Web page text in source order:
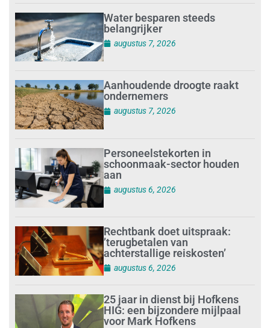
Water besparen steeds
belangrijker
augustus 7, 2026
Aanhoudende droogte raakt
ondernemers
augustus 7, 2026
Personeelstekorten in
schoonmaak-sector houden
aan
augustus 6, 2026
Rechtbank doet uitspraak:
’terugbetalen van
achterstallige reiskosten’
augustus 6, 2026
25 jaar in dienst bij Hofkens
HIG: een bijzondere mijlpaal
voor Mark Hofkens